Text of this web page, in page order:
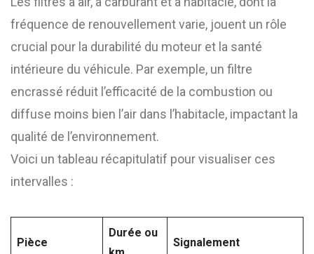
fréquence de renouvellement varie, jouent un rôle
crucial pour la durabilité du moteur et la santé
intérieure du véhicule. Par exemple, un filtre
encrassé réduit l’efficacité de la combustion ou
diffuse moins bien l’air dans l’habitacle, impactant la
qualité de l’environnement.
Voici un tableau récapitulatif pour visualiser ces
intervalles :
Pièce
Durée ou
Signalement